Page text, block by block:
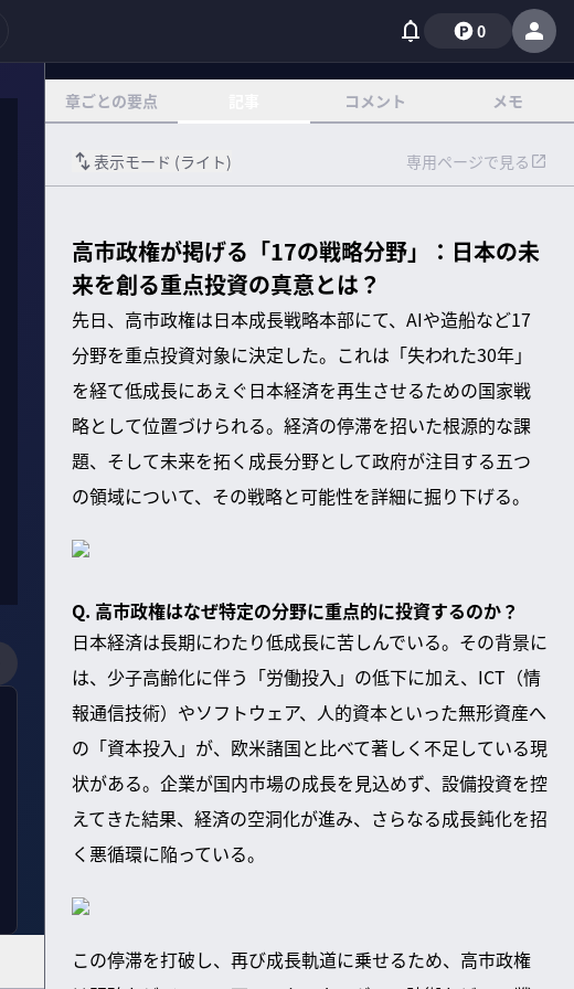
0
章ごとの要点 コメント メモ
表示モード (ライト) 専用ページで見る
高市政権が掲げる「17の戦略分野」：日本の未
来を創る重点投資の真意とは？
先日、高市政権は日本成長戦略本部にて、AIや造船など17
分野を重点投資対象に決定した。これは「失われた30年」
を経て低成長にあえぐ日本経済を再生させるための国家戦
略として位置づけられる。経済の停滞を招いた根源的な課
題、そして未来を拓く成長分野として政府が注目する五つ
の領域について、その戦略と可能性を詳細に掘り下げる。
Q. 高市政権はなぜ特定の分野に重点的に投資するのか？
日本経済は長期にわたり低成長に苦しんでいる。その背景に
は、少子高齢化に伴う「労働投入」の低下に加え、ICT（情
報通信技術）やソフトウェア、人的資本といった無形資産へ
の「資本投入」が、欧米諸国と比べて著しく不足している現
状がある。企業が国内市場の成長を見込めず、設備投資を控
えてきた結果、経済の空洞化が進み、さらなる成長鈍化を招
く悪循環に陥っている。
この停滞を打破し、再び成長軌道に乗せるため、高市政権